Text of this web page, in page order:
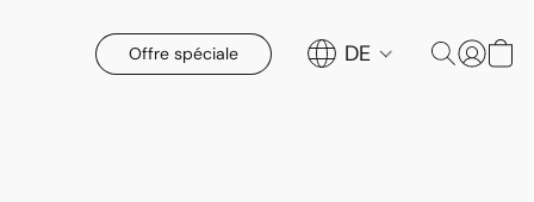
Offre spéciale DE